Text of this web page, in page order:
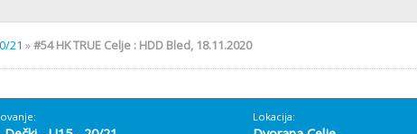
21 »#54 HK TRUE Celje : HDD Bled, 18.11.2020
Lokacija: